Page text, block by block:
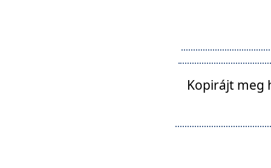
Kopirájt meg